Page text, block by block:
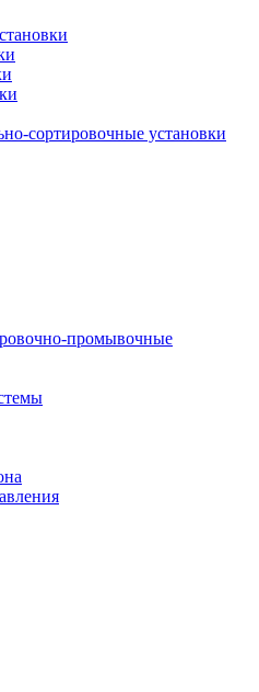
сортировочные установки
промывочные